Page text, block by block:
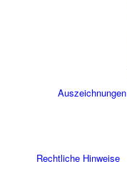
Auszeichnungen
Rechtliche Hinweise